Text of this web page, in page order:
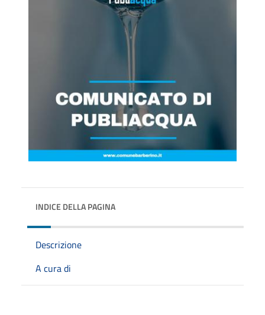
INDICE DELLA PAGINA
Descrizione
A cura di